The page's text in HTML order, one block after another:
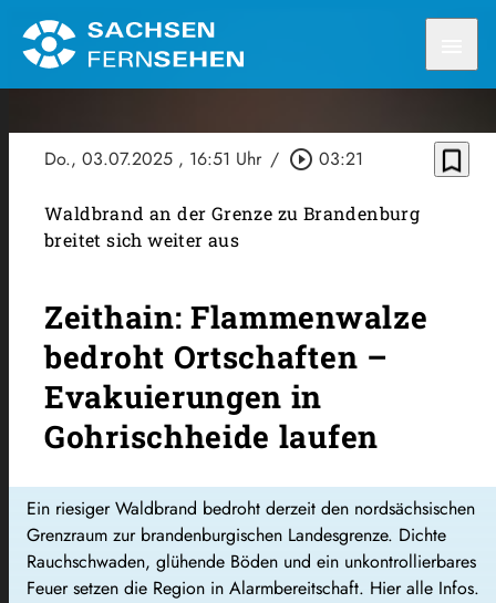
Do., 03.07.2025 , 16:51 Uhr / play_circle_outline 03:21 bookmark_border
Waldbrand an der Grenze zu Brandenburg
breitet sich weiter aus
Zeithain: Flammenwalze
bedroht Ortschaften –
Evakuierungen in
Gohrischheide laufen
Ein riesiger Waldbrand bedroht derzeit den nordsächsischen
Grenzraum zur brandenburgischen Landesgrenze. Dichte
Rauchschwaden, glühende Böden und ein unkontrollierbares
Feuer setzen die Region in Alarmbereitschaft. Hier alle Infos.